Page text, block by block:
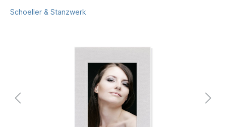
Schoeller & Stanzwerk